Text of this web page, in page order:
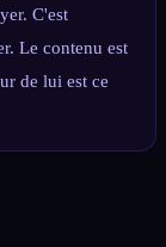
C'est
Le contenu est
de lui est ce